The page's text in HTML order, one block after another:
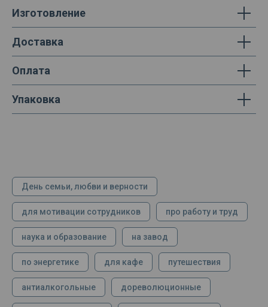
Изготовление
Доставка
Оплата
Упаковка
День семьи, любви и верности
для мотивации сотрудников про работу и труд
наука и образование на завод
по энергетике для кафе путешествия
антиалкогольные дореволюционные